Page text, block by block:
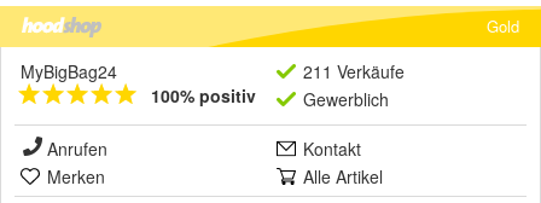
Gold
MyBigBag24
100% positiv
211 Verkäufe
Gewerblich
Anrufen
Kontakt
Merken
Alle Artikel